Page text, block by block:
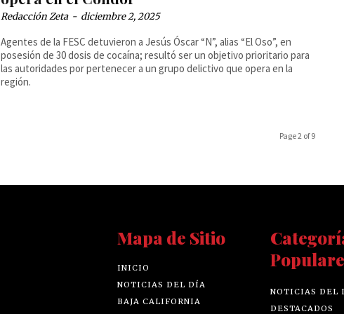
Redacción Zeta - diciembre 2, 2025
Agentes de la FESC detuvieron a Jesús Óscar “N”, alias “El Oso”, en
posesión de 30 dosis de cocaína; resultó ser un objetivo prioritario para
las autoridades por pertenecer a un grupo delictivo que opera en la
región.
Page 2 of 9
Mapa de Sitio
INICIO
NOTICIAS DEL DÍA
BAJA CALIFORNIA
NOTICIAS DEL
DESTACADOS